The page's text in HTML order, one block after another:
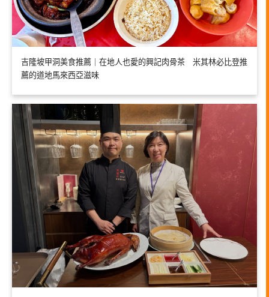
吉隆坡甲洞美食推薦｜在地人也愛的興記肉骨茶 米其林必比登推
薦的道地馬來西亞滋味